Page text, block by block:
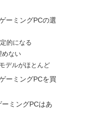
ーミングPCの選
的になる
めない
デルがほとんど
ーミングPCを買
ミングPCはあ